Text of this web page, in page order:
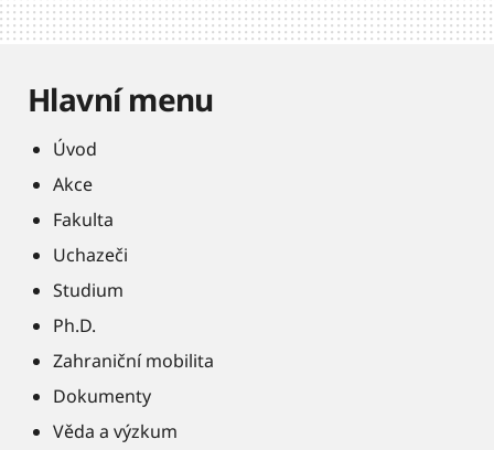
Hlavní menu
Úvod
Akce
Fakulta
Uchazeči
Studium
Ph.D.
Zahraniční mobilita
Dokumenty
Věda a výzkum